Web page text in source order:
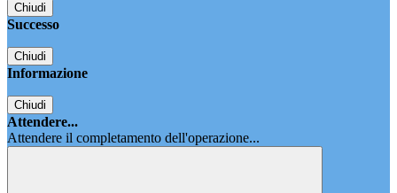
Chiudi
Successo
Chiudi
Informazione
Chiudi
Attendere...
Attendere il completamento dell'operazione...